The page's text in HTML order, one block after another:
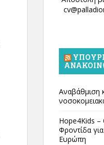
Αναβάθμιση
Hope4Kids –
Φροντίδα
Ευρώπη